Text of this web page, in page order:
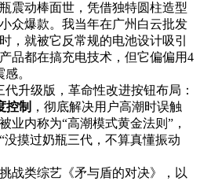
瓶震动棒面世，凭借独特圆柱造型
众爆款。我当年在广州白云批发
，就被它反常规的电池设计吸引
都在搞充电技术，但它偏偏用4
。
代升级版，革命性改进按钮布局：
控制 ，彻底解决用户高潮时误触
业内称为“高潮模式黄金法则”，
没摸过奶瓶三代，不算真懂振动
战类综艺《矛与盾的对决》，以